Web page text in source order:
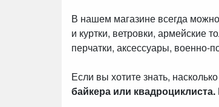
В нашем магазине всегда можно
и куртки, ветровки, армейские
перчатки, аксессуары,
Если вы хотите знать,
байкера или квадроциклиста.